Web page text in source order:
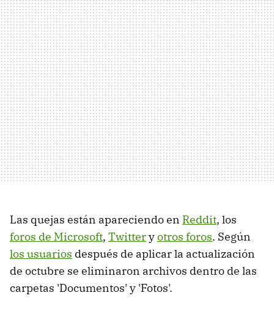
Las quejas están apareciendo en Reddit, los
foros de Microsoft, Twitteryotros foros. Según
los usuarios después de aplicar la actualización
de octubre se eliminaron archivos dentro de las
carpetas 'Documentos' y 'Fotos'.